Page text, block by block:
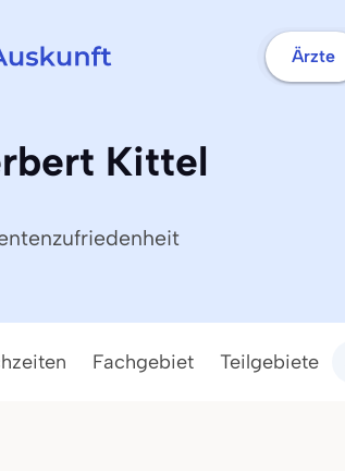
Ärzte
Kittel
Fachgebiet Teilgebiete